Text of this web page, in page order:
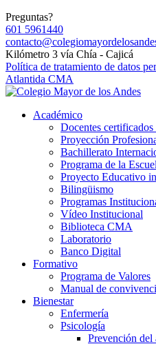
Preguntas?
601 5961440
Kilómetro 3 vía Chía - Cajicá
Política de tratamiento de datos
Atlantida CMA
Académico
Docentes
Proyección
Bachillerato
Programa de la
Proyecto Educativo
Bilingüismo
Programas
Vídeo Institucional
Biblioteca CMA
Laboratorio
Banco Digital
Formativo
Programa de Valores
Manual de
Bienestar
Enfermería
Psicología
Prevención